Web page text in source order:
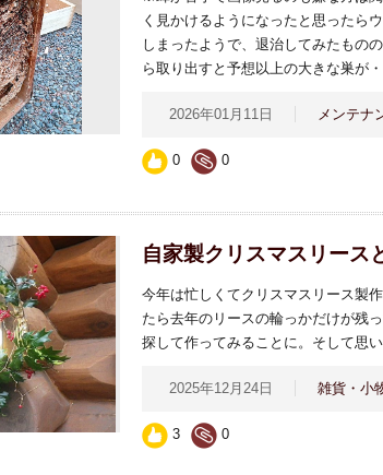
く見かけるようになったと思ったら
しまったようで、退治してみたもの
ら取り出すと予想以上の大きな巣が・
2026年01月11日 メンテナ
0 0
自家製クリスマスリース
今年は忙しくてクリスマスリース製
たら去年のリースの輪っかだけが残
探して作ってみることに。そして思
2025年12月24日 雑貨・小
3 0